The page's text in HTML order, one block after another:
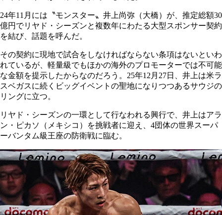
24年11月には〝モンスター〟井上尚弥（大橋）が、推定総額30
億円でリヤド・シーズンと複数年にわたる大型スポンサー契約
を結び、話題を呼んだ。
その契約に現地で試合をしなければならない条項はないといわ
れているが、軽量級でもほかの海外のプロモーターでは不可能
な金額を提示したからなのだろう。25年12月27日、井上は米ラ
スベガスに続くビッグイベントの聖地になりつつあるサウジの
リングに立つ。
リヤド・シーズンの一環として行なわれる興行で、井上はアラ
ン・ピカソ（メキシコ）を挑戦者に迎え、4団体の世界スーパ
ーバンタム級王座の防衛戦に臨む。